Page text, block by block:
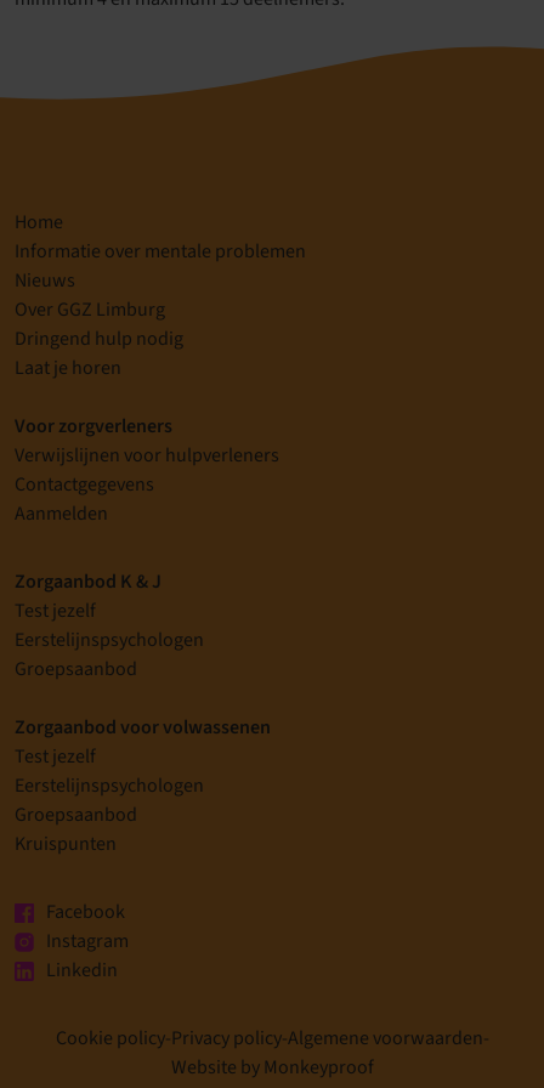
Home
Informatie over mentale problemen
Nieuws
Over GGZ Limburg
Dringend hulp nodig
Laat je horen
Voor zorgverleners
Verwijslijnen voor hulpverleners
Contactgegevens
Aanmelden
Zorgaanbod K & J
Test jezelf
Eerstelijnspsychologen
Groepsaanbod
Zorgaanbod voor volwassenen
Test jezelf
Eerstelijnspsychologen
Groepsaanbod
Kruispunten
Facebook
Instagram
Linkedin
Cookie policy-Privacy policy-Algemene voorwaarden-
Website by Monkeyproof